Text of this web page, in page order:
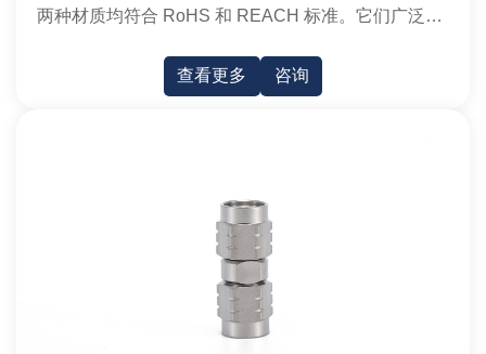
两种材质均符合 RoHS 和 REACH 标准。它们广泛应
查看更多
咨询